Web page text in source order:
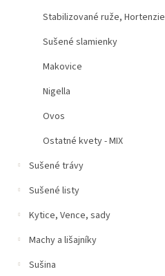
Stabilizované ruže, Hortenzie
Sušené slamienky
Makovice
Nigella
Ovos
Ostatné kvety - MIX
Sušené trávy
Sušené listy
Kytice, Vence, sady
Machy a lišajníky
Sušina